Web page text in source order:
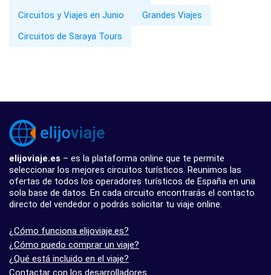
Circuitos y Viajes en Junio
Grandes Viajes
Circuitos de Saraya Tours
elijoviaje.es – es la plataforma online que te permite
seleccionar los mejores circuitos turísticos. Reunimos las
ofertas de todos los operadores turísticos de España en una
sola base de datos. En cada circuito encontrarás el contacto
directo del vendedor o podrás solicitar tu viaje online.
¿Cómo funciona elijoviaje.es?
¿Cómo puedo comprar un viaje?
¿Qué está incluido en el viaje?
Contactar con los desarrolladores